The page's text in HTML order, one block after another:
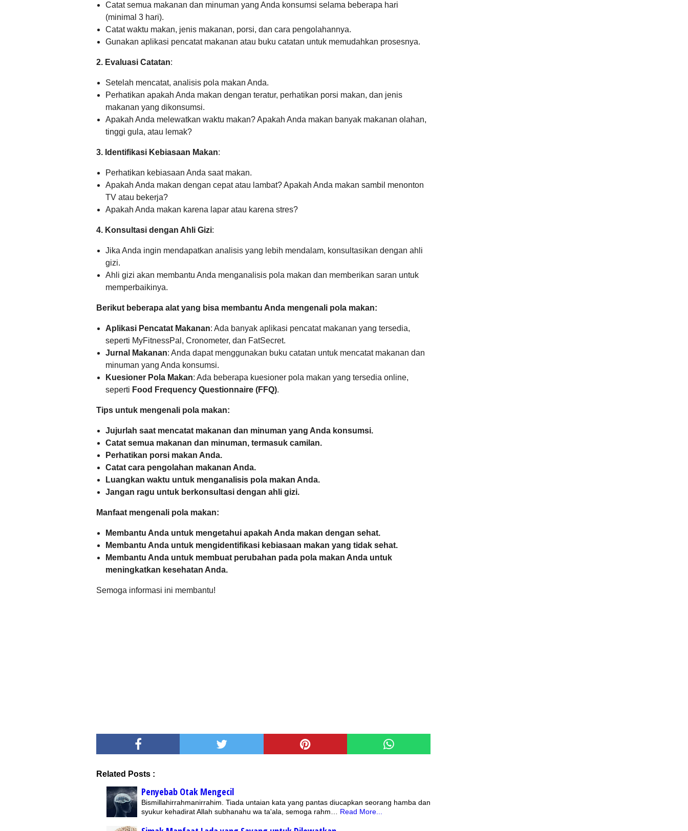
Catat semua makanan dan minuman yang Anda konsumsi selama beberapa hari
(minimal 3 hari).
Catat waktu makan, jenis makanan, porsi, dan cara pengolahannya.
Gunakan aplikasi pencatat makanan atau buku catatan untuk memudahkan prosesnya.
2. Evaluasi Catatan:
Setelah mencatat, analisis pola makan Anda.
Perhatikan apakah Anda makan dengan teratur, perhatikan porsi makan, dan jenis
makanan yang dikonsumsi.
Apakah Anda melewatkan waktu makan? Apakah Anda makan banyak makanan olahan,
tinggi gula, atau lemak?
3. Identifikasi Kebiasaan Makan:
Perhatikan kebiasaan Anda saat makan.
Apakah Anda makan dengan cepat atau lambat? Apakah Anda makan sambil menonton
TV atau bekerja?
Apakah Anda makan karena lapar atau karena stres?
4. Konsultasi dengan Ahli Gizi:
Jika Anda ingin mendapatkan analisis yang lebih mendalam, konsultasikan dengan ahli
gizi.
Ahli gizi akan membantu Anda menganalisis pola makan dan memberikan saran untuk
memperbaikinya.
Berikut beberapa alat yang bisa membantu Anda mengenali pola makan:
Aplikasi Pencatat Makanan: Ada banyak aplikasi pencatat makanan yang tersedia,
seperti MyFitnessPal, Cronometer, dan FatSecret.
Jurnal Makanan: Anda dapat menggunakan buku catatan untuk mencatat makanan dan
minuman yang Anda konsumsi.
Kuesioner Pola Makan: Ada beberapa kuesioner pola makan yang tersedia online,
seperti Food Frequency Questionnaire (FFQ).
Tips untuk mengenali pola makan:
Jujurlah saat mencatat makanan dan minuman yang Anda konsumsi.
Catat semua makanan dan minuman, termasuk camilan.
Perhatikan porsi makan Anda.
Catat cara pengolahan makanan Anda.
Luangkan waktu untuk menganalisis pola makan Anda.
Jangan ragu untuk berkonsultasi dengan ahli gizi.
Manfaat mengenali pola makan:
Membantu Anda untuk mengetahui apakah Anda makan dengan sehat.
Membantu Anda untuk mengidentifikasi kebiasaan makan yang tidak sehat.
Membantu Anda untuk membuat perubahan pada pola makan Anda untuk
meningkatkan kesehatan Anda.
Semoga informasi ini membantu!
Related Posts :
Penyebab Otak Mengecil
Bismillahirrahmanirrahim. Tiada untaian kata yang pantas diucapkan seorang hamba dan
syukur kehadirat Allah subhanahu wa ta'ala, semoga rahm… Read More...